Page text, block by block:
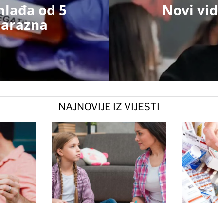
od 5 Novi
NAJNOVIJE IZ VIJESTI